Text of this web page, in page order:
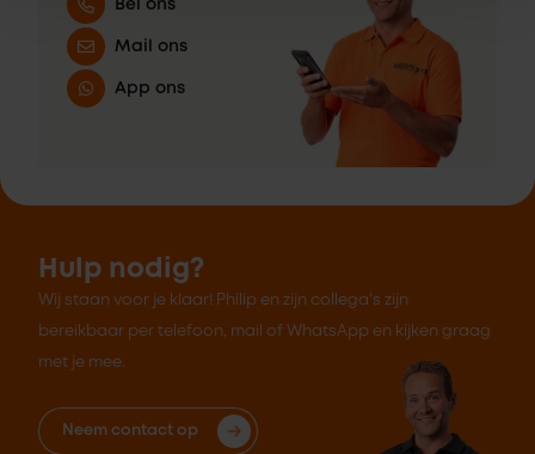
Bel ons
Mail ons
App ons
Hulp nodig?
Wij staan voor je klaar! Philip en zijn collega's zijn
bereikbaar per telefoon, mail of WhatsApp en kijken graag
met je mee.
Neem contact op